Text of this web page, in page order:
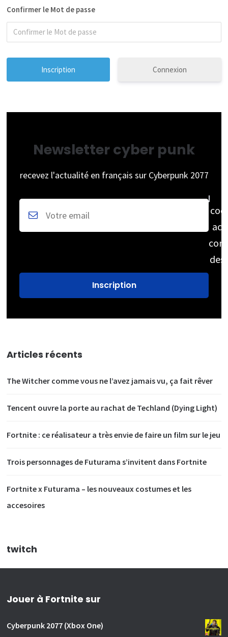
Confirmer le Mot de passe
Connexion
Newsletter cyber punk
recevez l'actualité en français sur Cyberpunk 2077
des
Articles récents
The Witcher comme vous ne l’avez jamais vu, ça fait rêver
Tencent ouvre la porte au rachat de Techland (Dying Light)
Fortnite : ce réalisateur a très envie de faire un film sur le jeu
Trois personnages de Futurama s’invitent dans Fortnite
Fortnite x Futurama – les nouveaux costumes et les
accesoires
twitch
Jouer à Fortnite sur
Cyberpunk 2077 (Xbox One)